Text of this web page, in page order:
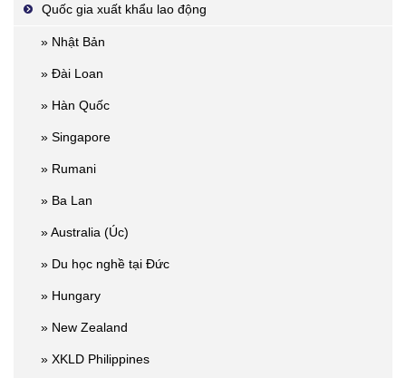
Quốc gia xuất khẩu lao động
» Nhật Bản
» Đài Loan
» Hàn Quốc
» Singapore
» Rumani
» Ba Lan
» Australia (Úc)
» Du học nghề tại Đức
» Hungary
» New Zealand
» XKLD Philippines